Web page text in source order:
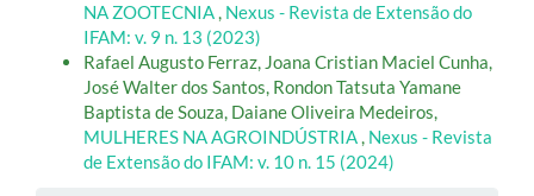
NA ZOOTECNIA, Nexus - Revista de Extensão do
IFAM: v. 9 n. 13 (2023)
Rafael Augusto Ferraz, Joana Cristian Maciel Cunha,
José Walter dos Santos, Rondon Tatsuta Yamane
Baptista de Souza, Daiane Oliveira Medeiros,
MULHERES NA AGROINDÚSTRIA, Nexus - Revista
de Extensão do IFAM: v. 10 n. 15 (2024)